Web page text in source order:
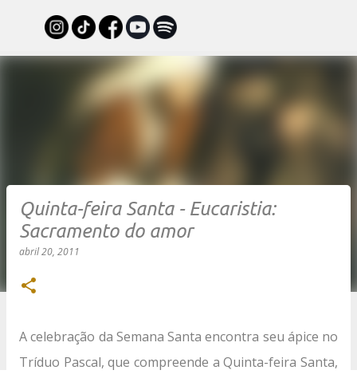
Pular para o conteúdo principal
Quinta-feira Santa - Eucaristia:
Sacramento do amor
abril 20, 2011
A celebração da Semana Santa encontra seu ápice no
Tríduo Pascal, que compreende a Quinta-feira Santa,